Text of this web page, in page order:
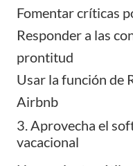
Fomentar críticas
Responder a las
prontitud
Usar la función de
Airbnb
3. Aprovecha el
vacacional